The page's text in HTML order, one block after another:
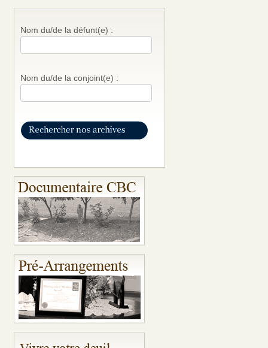
Nom du/de la défunt(e) :
Nom du/de la conjoint(e) :